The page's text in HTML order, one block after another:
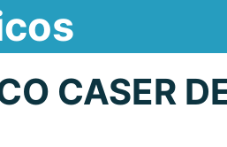
CASER